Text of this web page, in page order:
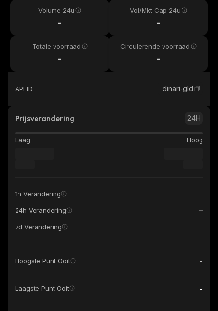
Volume 24u
-
Vol/Mkt Cap 24u
-
Totale voorraad
-
Circulerende voorraad
-
API ID dinari-gld
Prijsverandering 24H
Laag Hoog
1h Verandering
24h Verandering
7d Verandering
Hoogste Punt Ooit -
-
Laagste Punt Ooit -
-